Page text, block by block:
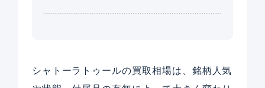
シャトーラトゥールの買取相場は、銘柄人気